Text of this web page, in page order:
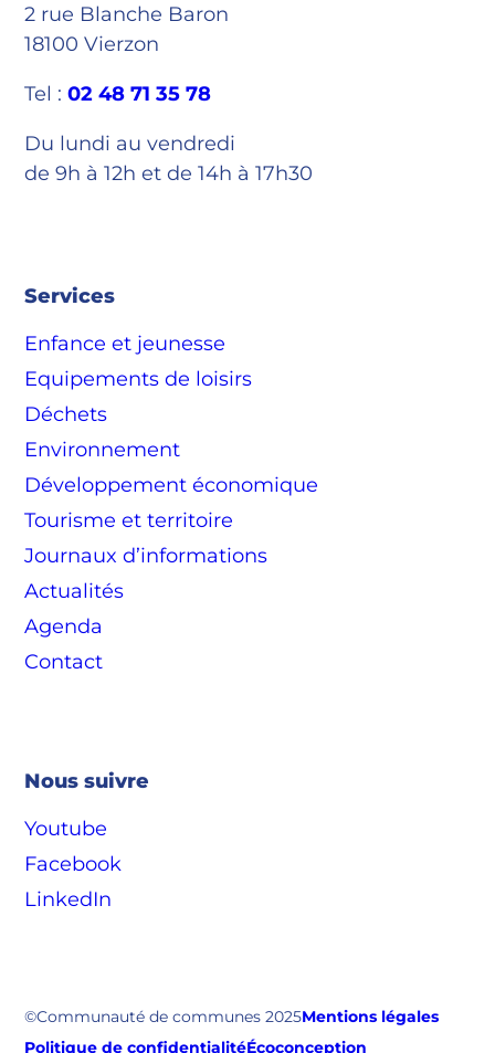
2 rue Blanche Baron
18100 Vierzon
Tel :02 48 71 35 78
Du lundi au vendredi
de 9h à 12h et de 14h à 17h30
Services
Enfance et jeunesse
Equipements de loisirs
Déchets
Environnement
Développement économique
Tourisme et territoire
Journaux d’informations
Actualités
Agenda
Contact
Nous suivre
Youtube
Facebook
LinkedIn
©Communauté de communes 2025Mentions légales
Politique de confidentialitéÉcoconception